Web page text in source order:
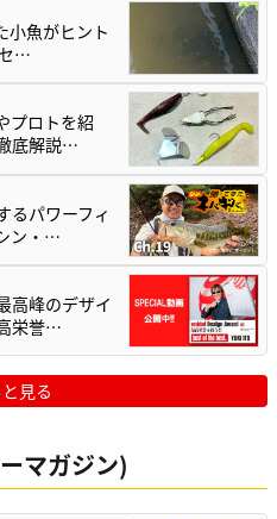
小魚がヒント
…
プロトを紹
底解説…
るパワーフィ
ン・…
高峰のデザイ
栄誉…
見る
マガジン)